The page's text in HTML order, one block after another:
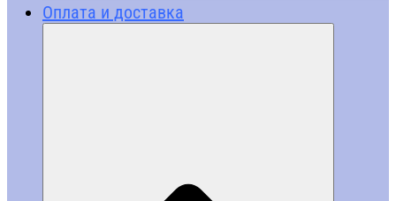
Оплата и доставка